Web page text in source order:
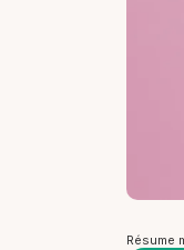
Résume